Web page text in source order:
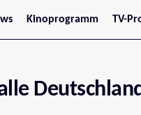
Kinoprogramm
Jetzt im Kino
Niederösterreich
Oberösterreich
TV-